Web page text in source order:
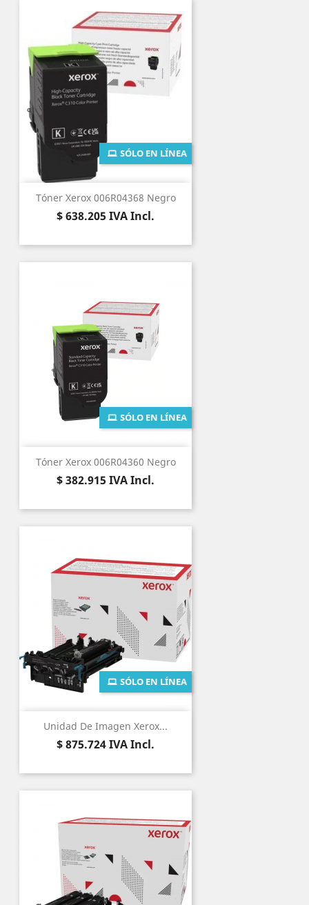
Tóner Xerox 006R04368 Negro
Precio
$ 638.205IVA Incl.
SÓLO EN LÍNEA
Tóner Xerox 006R04360 Negro
Precio
$ 382.915IVA Incl.
SÓLO EN LÍNEA
Unidad De Imagen Xerox...
Precio
$ 875.724IVA Incl.
SÓLO EN LÍNEA